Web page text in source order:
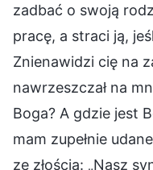
zadbać o swoją
pracę, a straci ją,
Znienawidzi cię na
nawrzeszczał na
Boga? A gdzie jest
mam zupełnie
ze złością: „Nasz